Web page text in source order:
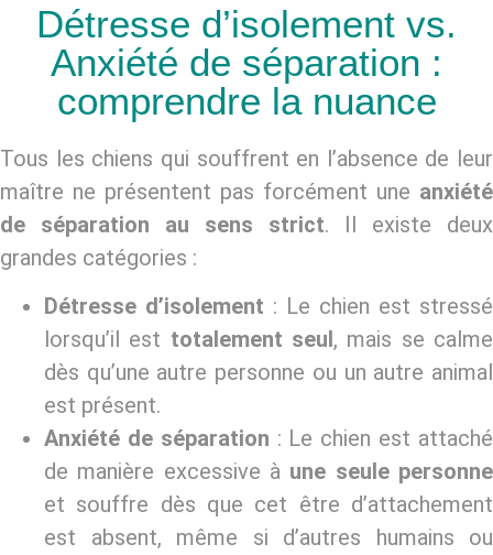
Détresse d’isolement vs.
Anxiété de séparation :
comprendre la nuance
Tous les chiens qui souffrent en l’absence de leur
maître ne présentent pas forcément une anxiété
de séparation au sens strict. Il existe deux
grandes catégories :
Détresse d’isolement : Le chien est stressé
lorsqu’il est totalement seul, mais se calme
dès qu’une autre personne ou un autre animal
est présent.
Anxiété de séparation : Le chien est attaché
de manière excessive à une seule personne
et souffre dès que cet être d’attachement
est absent, même si d’autres humains ou